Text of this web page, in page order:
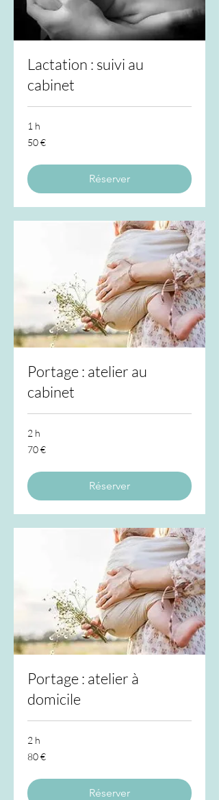
Lactation : suivi au
cabinet
1 h
50
euros
50 €
Réserver
Portage : atelier au
cabinet
2 h
70
euros
70 €
Réserver
Portage : atelier à
domicile
2 h
80
euros
80 €
Réserver